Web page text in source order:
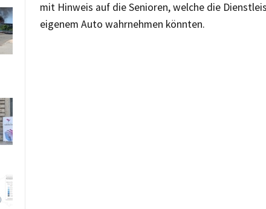
mit Hinweis auf die Senioren, welche die
eigenem Auto wahrnehmen könnten.